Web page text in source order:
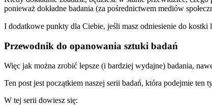
ponieważ dokładne badania (za pośrednictwem mediów
I dodatkowe punkty dla Ciebie, jeśli masz odniesienie do kostki
Przewodnik do opanowania sztuki badań
Więc jak można zrobić lepsze (i bardziej wydajne) badania,
Ten post jest początkiem naszej serii badań, która podejmie ten
W tej serii dowiesz się: